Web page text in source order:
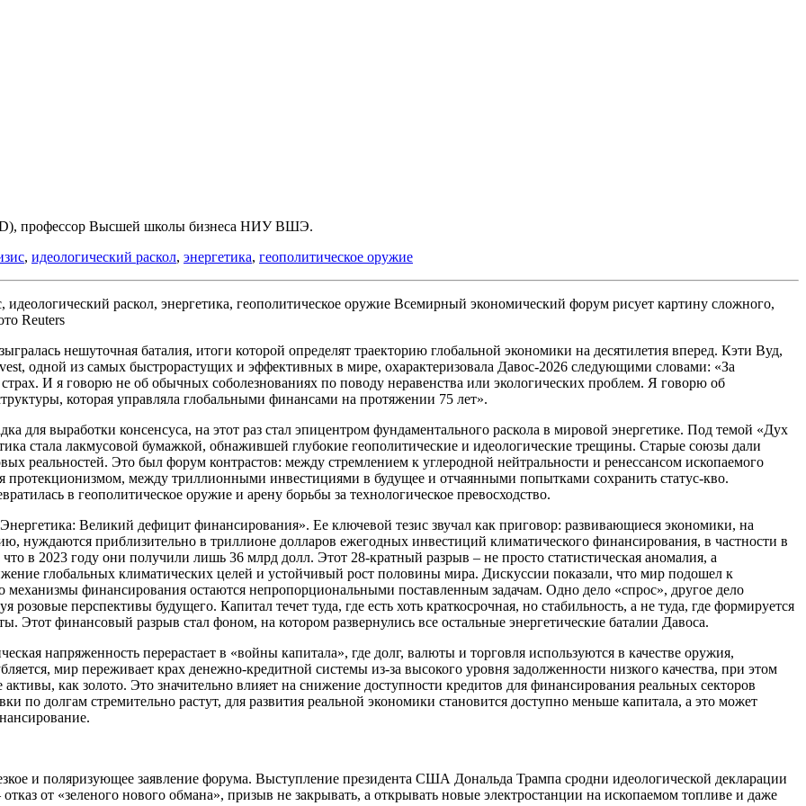
профессор Высшей школы бизнеса НИУ ВШЭ.
, идеологический раскол, энергетика, геополитическое оружие
Всемирный экономический форум рисует картину сложного,
Reuters
нешуточная баталия, итоги которой определят траекторию глобальной экономики на десятилетия вперед. Кэти Вуд,
одной из самых быстрорастущих и эффективных в мире, охарактеризовала Давос-2026 следующими словами: «За
И я говорю не об обычных соболезнованиях по поводу неравенства или экологических проблем. Я говорю об
которая управляла глобальными финансами на протяжении 75 лет».
выработки консенсуса, на этот раз стал эпицентром фундаментального раскола в мировой энергетике. Под темой «Дух
стала лакмусовой бумажкой, обнажившей глубокие геополитические и идеологические трещины. Старые союзы дали
реальностей. Это был форум контрастов: между стремлением к углеродной нейтральности и ренессансом ископаемого
между триллионными инвестициями в будущее и отчаянными попытками сохранить статус-кво.
в геополитическое оружие и арену борьбы за технологическое превосходство.
Великий дефицит финансирования». Ее ключевой тезис звучал как приговор: развивающиеся экономики, на
нуждаются приблизительно в триллионе долларов ежегодных инвестиций климатического финансирования, в частности в
в 2023 году они получили лишь 36 млрд долл. Этот 28-кратный разрыв – не просто статистическая аномалия, а
глобальных климатических целей и устойчивый рост половины мира. Дискуссии показали, что мир подошел к
механизмы финансирования остаются непропорциональными поставленным задачам. Одно дело «спрос», другое дело
перспективы будущего. Капитал течет туда, где есть хоть краткосрочная, но стабильность, а не туда, где формируется
Этот финансовый разрыв стал фоном, на котором развернулись все остальные энергетические баталии Давоса.
напряженность перерастает в «войны капитала», где долг, валюты и торговля используются в качестве оружия,
мир переживает крах денежно-кредитной системы из-за высокого уровня задолженности низкого качества, при этом
как золото. Это значительно влияет на снижение доступности кредитов для финансирования реальных секторов
по долгам стремительно растут, для развития реальной экономики становится доступно меньше капитала, а это может
и поляризующее заявление форума. Выступление президента США Дональда Трампа сродни идеологической декларации
от «зеленого нового обмана», призыв не закрывать, а открывать новые электростанции на ископаемом топливе и даже